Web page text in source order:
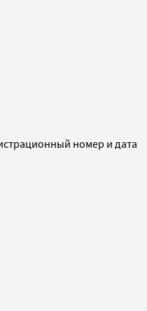
номер и дата